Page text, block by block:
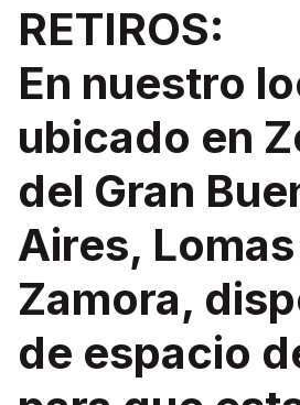
RETIROS:
En nuestro
ubicado en
del Gran
Aires,
Zamora,
de espacio